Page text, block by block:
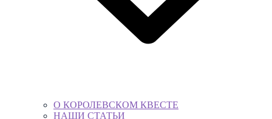
О КОРОЛЕВСКОМ КВЕСТЕ
НАШИ СТАТЬИ